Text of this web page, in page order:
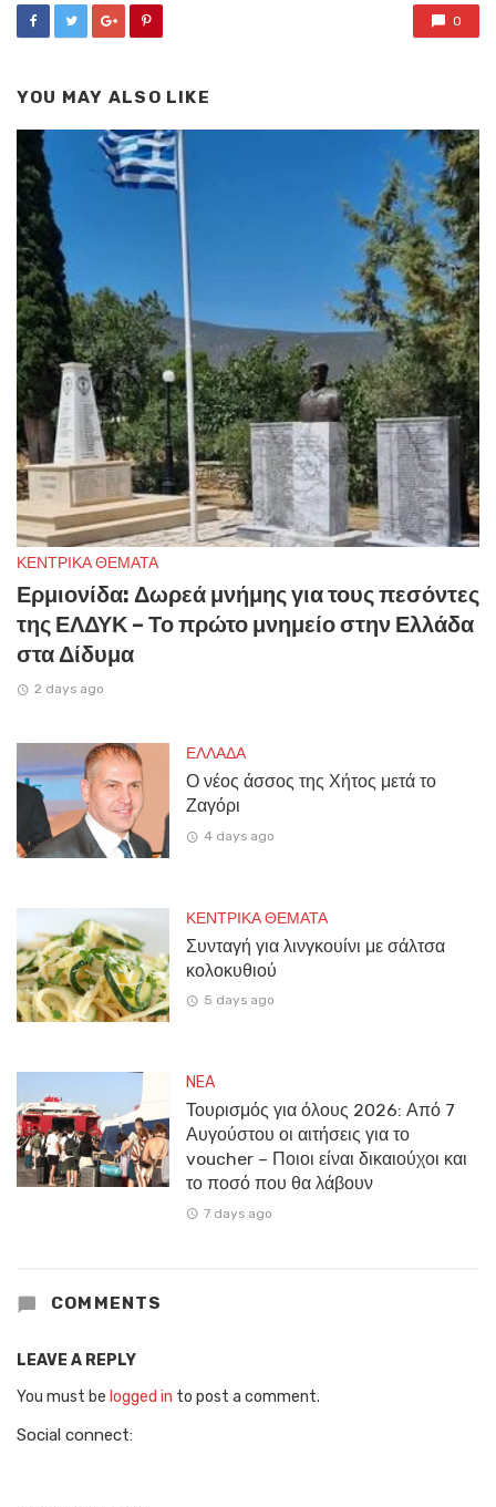
0
YOU MAY ALSO LIKE
ΚΕΝΤΡΙΚΑ ΘΕΜΑΤΑ
Ερμιονίδα: Δωρεά μνήμης για τους πεσόντες
της ΕΛΔΥΚ – Το πρώτο μνημείο στην Ελλάδα
στα Δίδυμα
2 days ago
ΕΛΛΑΔΑ
Ο νέος άσσος της Χήτος μετά το
Ζαγόρι
4 days ago
ΚΕΝΤΡΙΚΑ ΘΕΜΑΤΑ
Συνταγή για λινγκουίνι με σάλτσα
κολοκυθιού
5 days ago
NEA
Τουρισμός για όλους 2026: Από 7
Αυγούστου οι αιτήσεις για το
voucher – Ποιοι είναι δικαιούχοι και
το ποσό που θα λάβουν
7 days ago
COMMENTS
LEAVE A REPLY
You must be logged in to post a comment.
Social connect: